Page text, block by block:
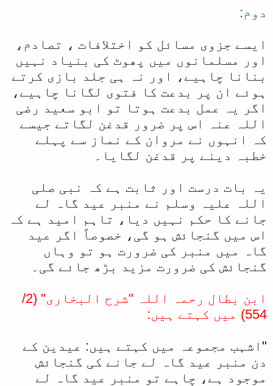
دوم:
ایسے جزوی مسائل کو اختلافات ، تصادم،
اور مسلمانوں میں پھوٹ کی بنیاد نہیں
بنانا چاہیے، اور نہ ہی جلد بازی کرتے
ہوئے ان پر بدعت کا فتوی لگانا چاہیے،
اگر یہ عمل بدعت ہوتا تو ابو سعید رضی
اللہ عنہ اس پر ضرور قدغن لگاتے جیسے
کہ انہوں نے مروان کے نماز سے پہلے
خطبہ دینے پر قدغن لگایا۔
یہ بات درست اور ثابت ہے کہ نبی صلی
اللہ علیہ وسلم نے منبر عید گاہ لے
جانے کا حکم نہیں دیا، تاہم امید ہے کہ
اس میں گنجائش ہو گی، خصوصاً اگر عید
گاہ میں منبر کی ضرورت ہو تو وہاں
گنجائش کی ضرورت مزید بڑھ جائے گی۔
ابن بطال رحمہ اللہ "شرح البخاری" (2/
554) میں کہتے ہیں:
"اشہب مجموعہ میں کہتے ہیں: عیدین کے
دن منبر عید گاہ لے جانے کی گنجائش
موجود ہے، چاہے تو منبر عید گاہ لے